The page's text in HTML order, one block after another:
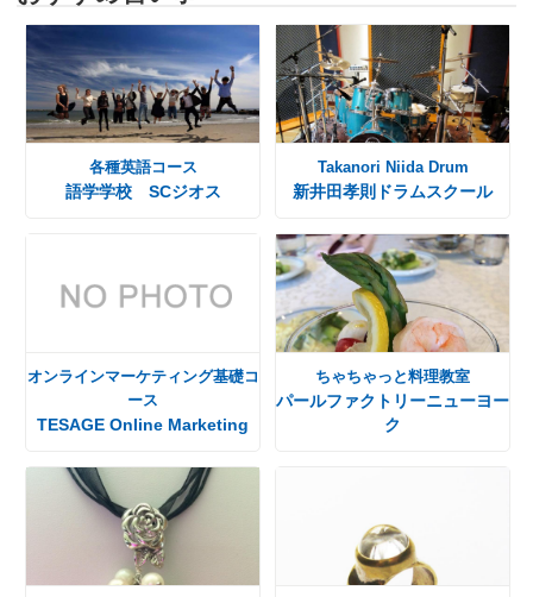
各種英語コース
語学学校 SCジオス
Takanori Niida Drum
新井田孝則ドラムスクール
オンラインマーケティング基礎コ
ース
TESAGE Online Marketing
ちゃちゃっと料理教室
パールファクトリーニューヨー
ク